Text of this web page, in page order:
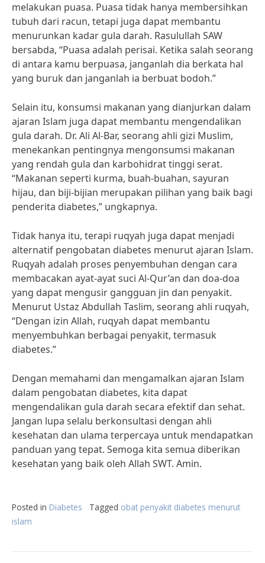
melakukan puasa. Puasa tidak hanya membersihkan
tubuh dari racun, tetapi juga dapat membantu
menurunkan kadar gula darah. Rasulullah SAW
bersabda, “Puasa adalah perisai. Ketika salah seorang
di antara kamu berpuasa, janganlah dia berkata hal
yang buruk dan janganlah ia berbuat bodoh.”
Selain itu, konsumsi makanan yang dianjurkan dalam
ajaran Islam juga dapat membantu mengendalikan
gula darah. Dr. Ali Al-Bar, seorang ahli gizi Muslim,
menekankan pentingnya mengonsumsi makanan
yang rendah gula dan karbohidrat tinggi serat.
“Makanan seperti kurma, buah-buahan, sayuran
hijau, dan biji-bijian merupakan pilihan yang baik bagi
penderita diabetes,” ungkapnya.
Tidak hanya itu, terapi ruqyah juga dapat menjadi
alternatif pengobatan diabetes menurut ajaran Islam.
Ruqyah adalah proses penyembuhan dengan cara
membacakan ayat-ayat suci Al-Qur’an dan doa-doa
yang dapat mengusir gangguan jin dan penyakit.
Menurut Ustaz Abdullah Taslim, seorang ahli ruqyah,
“Dengan izin Allah, ruqyah dapat membantu
menyembuhkan berbagai penyakit, termasuk
diabetes.”
Dengan memahami dan mengamalkan ajaran Islam
dalam pengobatan diabetes, kita dapat
mengendalikan gula darah secara efektif dan sehat.
Jangan lupa selalu berkonsultasi dengan ahli
kesehatan dan ulama terpercaya untuk mendapatkan
panduan yang tepat. Semoga kita semua diberikan
kesehatan yang baik oleh Allah SWT. Amin.
Posted in Diabetes Tagged obat penyakit diabetes menurut
islam